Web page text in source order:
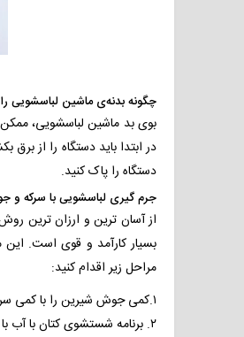
چگونه بدنه‌ی ماشین لباسشویی
بوی بد ماشین لباسشویی،
در ابتدا باید دستگاه را از
دستگاه را پاک کنید.
جرم گیری لباسشوییبا سرکه و
از آسان ترین و ارزان ترین
بسیار کارآمد و قوی است. این
مراحل زیر اقدام کنید:
۱.کمی جوش شیرین را با کمی سرکه مخلوط کرده و آماده کنید.
۲. برنامه شستشوی کتان با آب با دمای نود درجه را انتخاب کنید و دکمه شروع را بزنید.